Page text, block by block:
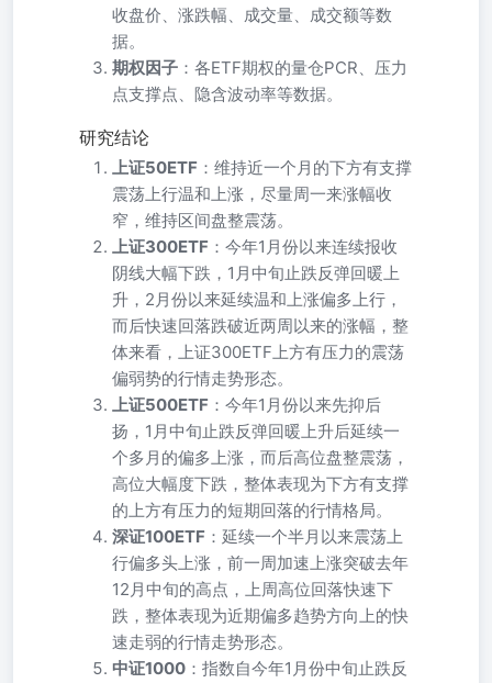
收盘价、涨跌幅、成交量、成交额等数
据。
期权因子 ：各ETF期权的量仓PCR、压力
点支撑点、隐含波动率等数据。
研究结论
上证50ETF ：维持近一个月的下方有支撑
震荡上行温和上涨，尽量周一来涨幅收
窄，维持区间盘整震荡。
上证300ETF ：今年1月份以来连续报收
阴线大幅下跌，1月中旬止跌反弹回暖上
升，2月份以来延续温和上涨偏多上行，
而后快速回落跌破近两周以来的涨幅，整
体来看，上证300ETF上方有压力的震荡
偏弱势的行情走势形态。
上证500ETF ：今年1月份以来先抑后
扬，1月中旬止跌反弹回暖上升后延续一
个多月的偏多上涨，而后高位盘整震荡，
高位大幅度下跌，整体表现为下方有支撑
的上方有压力的短期回落的行情格局。
深证100ETF ：延续一个半月以来震荡上
行偏多头上涨，前一周加速上涨突破去年
12月中旬的高点，上周高位回落快速下
跌，整体表现为近期偏多趋势方向上的快
速走弱的行情走势形态。
中证1000 ：指数自今年1月份中旬止跌反